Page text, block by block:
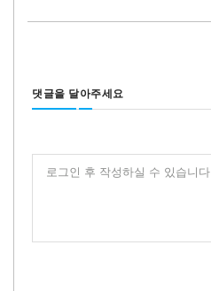
댓글을 달아주세요
로그인 후 작성하실 수 있습니다